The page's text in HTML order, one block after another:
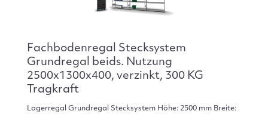
Fachbodenregal Stecksystem
Grundregal beids. Nutzung
2500x1300x400, verzinkt, 300 KG
Tragkraft
Lagerregal Grundregal Stecksystem Höhe: 2500 mm Breite: